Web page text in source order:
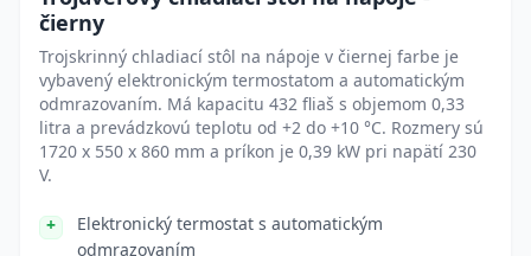
čierny
Trojskrinný chladiací stôl na nápoje v čiernej farbe je
vybavený elektronickým termostatom a automatickým
odmrazovaním. Má kapacitu 432 fliaš s objemom 0,33
litra a prevádzkovú teplotu od +2 do +10 °C. Rozmery sú
1720 x 550 x 860 mm a príkon je 0,39 kW pri napätí 230
V.
Elektronický termostat s automatickým
odmrazovaním